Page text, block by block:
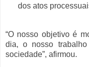
dos atos
“O nosso objetivo é
dia, o nosso
sociedade”, afirmou.